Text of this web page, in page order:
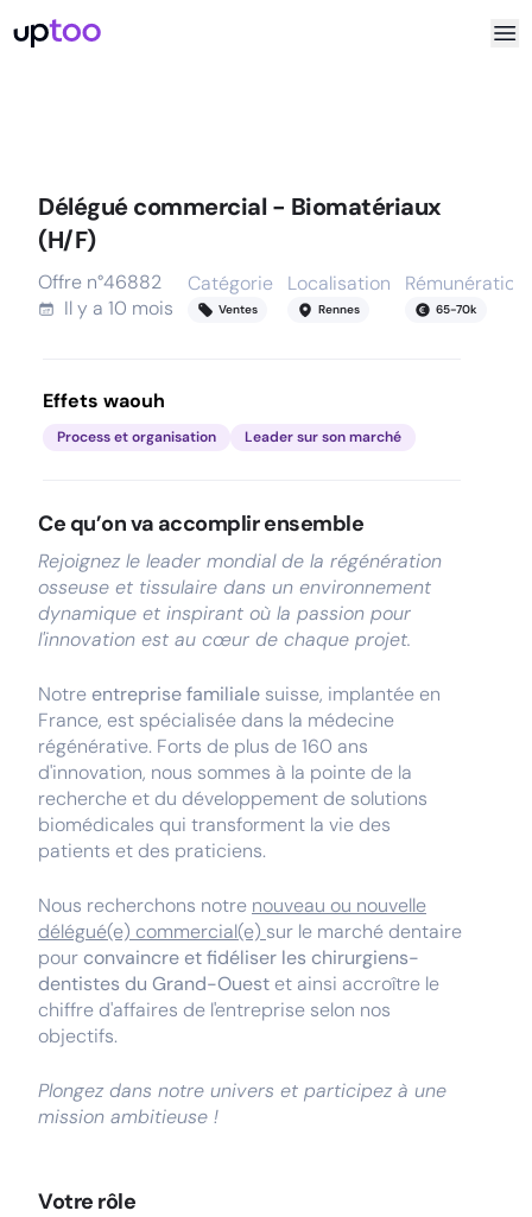
Délégué commercial - Biomatériaux
(H/F)
Offre n°46882
Il y a 10 mois
Catégorie
Ventes
Localisation
Rennes
Rémunération
65-70k
Effets waouh
Process et organisation Leader sur son marché
Ce qu’on va accomplir ensemble
Rejoignez le leader mondial de la régénération
osseuse et tissulaire dans un environnement
dynamique et inspirant où la passion pour
l'innovation est au cœur de chaque projet.
Notre entreprise familiale suisse, implantée en
France, est spécialisée dans la médecine
régénérative. Forts de plus de 160 ans
d'innovation, nous sommes à la pointe de la
recherche et du développement de solutions
biomédicales qui transforment la vie des
patients et des praticiens.
Nous recherchons notre nouveau ou nouvelle
délégué(e) commercial(e) sur le marché dentaire
pour convaincre et fidéliser les chirurgiens-
dentistes du Grand-Ouest et ainsi accroître le
chiffre d'affaires de l'entreprise selon nos
objectifs.
Plongez dans notre univers et participez à une
mission ambitieuse !
Votre rôle